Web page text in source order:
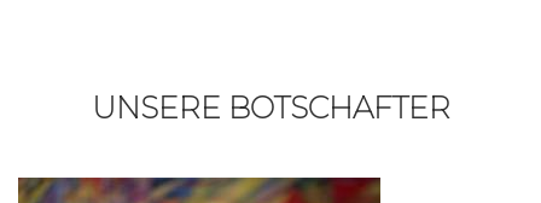
UNSERE BOTSCHAFTER